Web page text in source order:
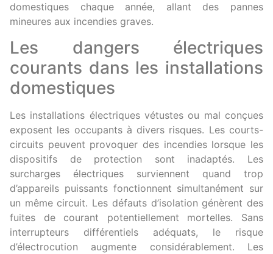
domestiques chaque année, allant des pannes
mineures aux incendies graves.
Les dangers électriques
courants dans les installations
domestiques
Les installations électriques vétustes ou mal conçues
exposent les occupants à divers risques. Les courts-
circuits peuvent provoquer des incendies lorsque les
dispositifs de protection sont inadaptés. Les
surcharges électriques surviennent quand trop
d’appareils puissants fonctionnent simultanément sur
un même circuit. Les défauts d’isolation génèrent des
fuites de courant potentiellement mortelles. Sans
interrupteurs différentiels adéquats, le risque
d’électrocution augmente considérablement. Les